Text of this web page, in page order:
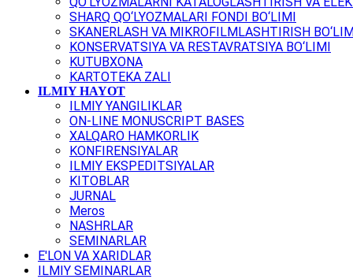
SHARQ QO‘LYOZMALARI FONDI BO‘LIMI
SKANERLASH VA MIKROFILMLASHTIRISH
KONSERVATSIYA VA RESTAVRATSIYA BO‘LIMI
KUTUBXONA
KARTOTEKA ZALI
ILMIY HAYOT
ILMIY YANGILIKLAR
ON-LINE MONUSCRIPT BASES
XALQARO HAMKORLIK
KONFIRENSIYALAR
ILMIY EKSPEDITSIYALAR
KITOBLAR
JURNAL
Meros
NASHRLAR
SEMINARLAR
E'LON VA XARIDLAR
ILMIY SEMINARLAR